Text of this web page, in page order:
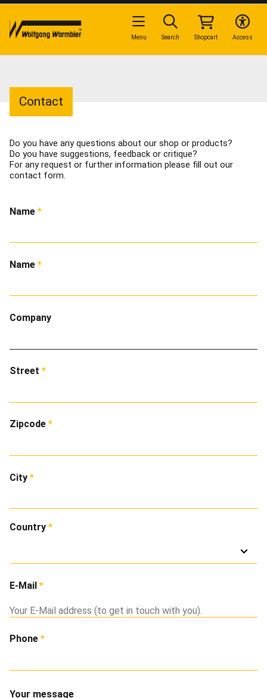
Contact
Do you have any questions about our shop or products?
Do you have suggestions, feedback or critique?
For any request or further information please fill out our
contact form.
Name
Name
Company
Street
Zipcode
City
Country
E-Mail
Phone
Your message
Access
Shopcart
Search
Menu